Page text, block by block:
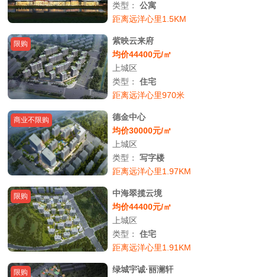
类型：公寓
距离远洋心里1.5KM
限购
紫映云来府
均价44400元/㎡
上城区
类型：住宅
距离远洋心里970米
商业不限购
德金中心
均价30000元/㎡
上城区
类型：写字楼
距离远洋心里1.97KM
限购
中海翠揽云境
均价44400元/㎡
上城区
类型：住宅
距离远洋心里1.91KM
限购
绿城宇诚·丽澜轩